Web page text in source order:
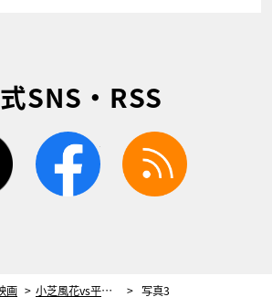
SNS・RSS
twitter facebook
画 小芝風花vs平野綾！ドラマ『波よ聞いてくれ』、酔いどれやさぐれバトル勃発 写真3